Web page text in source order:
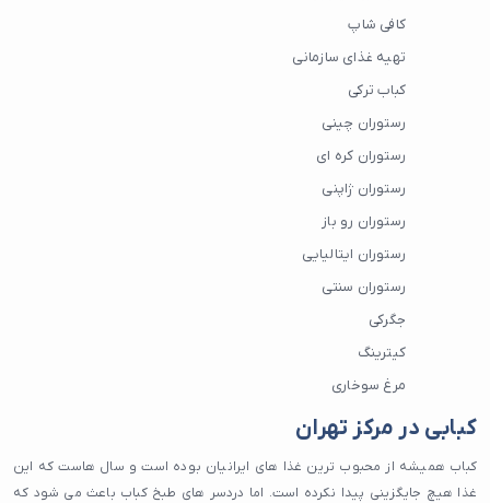
کافی شاپ
تهیه غذای سازمانی
کباب ترکی
رستوران چینی
رستوران کره ای
رستوران ژاپنی
رستوران رو باز
رستوران ایتالیایی
رستوران سنتی
جگرکی
کیترینگ
مرغ سوخاری
رستوران رژیمی
تهیه غذا
کبابی در مرکز تهران
کباب همیشه از محبوب ترین غذا های ایرانیان بوده است و سال هاست که این
غذا هیچ جایگزینی پیدا نکرده است. اما دردسر های طبخ کباب باعث می شود که